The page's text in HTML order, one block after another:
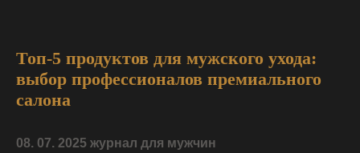
Топ-5 продуктов для мужского ухода:
выбор профессионалов премиального
салона
08. 07. 2025 журнал для мужчин